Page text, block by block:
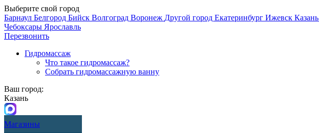
Выберите свой город
Барнаул Белгород Бийск Волгоград Воронеж Другой город Екатеринбург Ижевск Казань
Чебоксары Ярославль
Перезвонить
Гидромассаж
Что такое гидромассаж?
Собрать гидромассажную ванну
Ваш город:
Казань
Магазины